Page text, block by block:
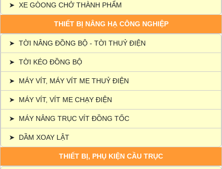
➤ XE GÒONG CHỞ THÀNH PHẨM
THIẾT BỊ NÂNG HẠ CÔNG NGHIỆP
➤ TỜI NÂNG ĐỒNG BỘ - TỜI THUỶ ĐIỆN
➤ TỜI KÉO ĐỒNG BỘ
➤ MÁY VÍT, MÁY VÍT ME THUỶ ĐIỆN
➤ MÁY VÍT, VÍT ME CHẠY ĐIỆN
➤ MÁY NÂNG TRỤC VÍT ĐỒNG TỐC
➤ DẦM XOAY LẬT
THIẾT BỊ, PHỤ KIỆN CẦU TRỤC